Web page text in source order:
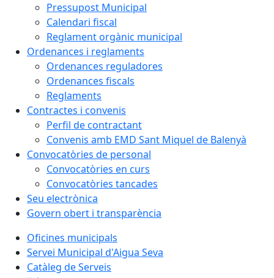
Pressupost Municipal
Calendari fiscal
Reglament orgànic municipal
Ordenances i reglaments
Ordenances reguladores
Ordenances fiscals
Reglaments
Contractes i convenis
Perfil de contractant
Convenis amb EMD Sant Miquel de Balenyà
Convocatòries de personal
Convocatòries en curs
Convocatòries tancades
Seu electrònica
Govern obert i transparència
Oficines municipals
Servei Municipal d'Aigua Seva
Catàleg de Serveis